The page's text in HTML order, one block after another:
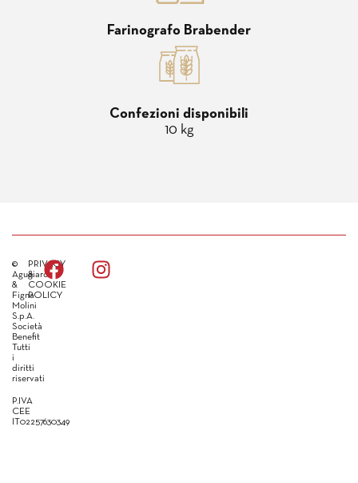
Farinografo Brabender
Confezioni disponibili
10 kg
©
Agugiaro
&
Figna
Molini
S.p.A.
Società
Benefit
Tutti
i
diritti
riservati
P.IVA
CEE
IT02257630349
PRIVACY
&
COOKIE
POLICY